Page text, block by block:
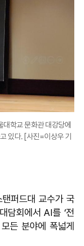
학교 문화관 대강당에
있다. [사진=이상우 기
퍼드대 교수가 국
담회에서 AI를 ‘전
든 분야에 폭넓게